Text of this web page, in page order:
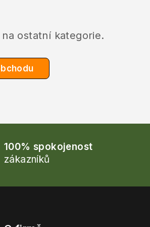
ostatní kategorie.
100% spokojenost
zákazníků